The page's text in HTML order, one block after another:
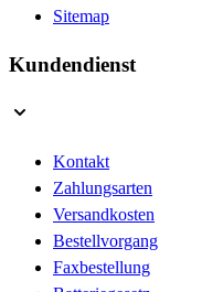
Sitemap
Kundendienst
Kontakt
Zahlungsarten
Versandkosten
Bestellvorgang
Faxbestellung